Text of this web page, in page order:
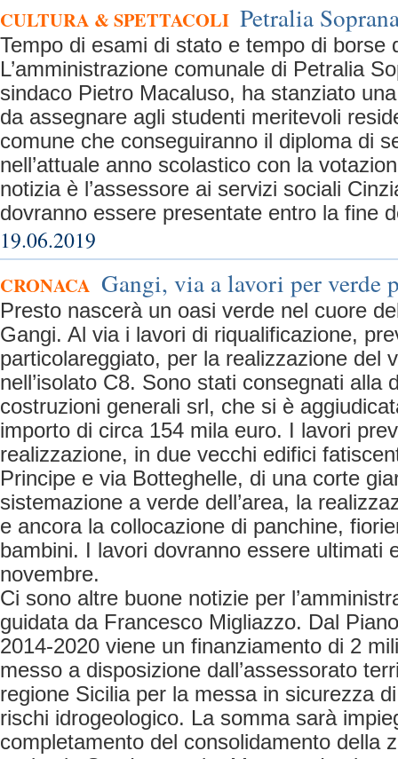
CULTURA & SPETTACOLI Petralia
Tempo di esami di stato e tempo di borse
L’amministrazione comunale di Petralia
sindaco Pietro Macaluso, ha stanziato
da assegnare agli studenti meritevoli
comune che conseguiranno il diploma di
nell’attuale anno scolastico con la
notizia è l’assessore ai servizi sociali
dovranno essere presentate entro la fine
19.06.2019
CRONACA Gangi, via a lavori per verde
Presto nascerà un oasi verde nel cuore
Gangi. Al via i lavori di riqualificazione,
particolareggiato, per la realizzazione del
nell’isolato C8. Sono stati consegnati alla
costruzioni generali srl, che si è
importo di circa 154 mila euro. I lavori
realizzazione, in due vecchi edifici
Principe e via Botteghelle, di una corte
sistemazione a verde dell’area, la
e ancora la collocazione di panchine,
bambini. I lavori dovranno essere ultimati
novembre.
Ci sono altre buone notizie per
guidata da Francesco Migliazzo. Dal
2014-2020 viene un finanziamento di 2
messo a disposizione dall’assessorato
regione Sicilia per la messa in sicurezza
rischi idrogeologico. La somma sarà
completamento del consolidamento della